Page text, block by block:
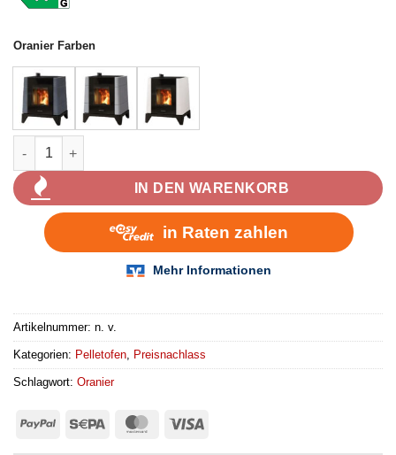
Oranier Farben
Oranier Pio Pelletofen 5,5 kW Menge
IN DEN WARENKORB
Artikelnummer: n. v.
Kategorien: Pelletofen Preisnachlass
Schlagwort: Oranier
PayPal Sepa MasterCard
Visa